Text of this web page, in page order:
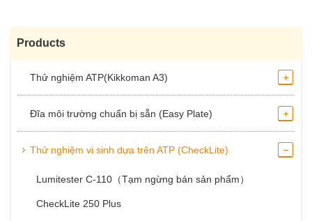
Products
Thử nghiệm ATP(Kikkoman A3)
Đĩa môi trường chuẩn bị sẵn (Easy Plate)
Thử nghiệm vi sinh dựa trên ATP (CheckLite)
Lumitester C-110（Tạm ngừng bán sản phẩm）
CheckLite 250 Plus